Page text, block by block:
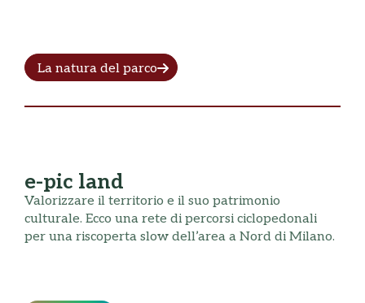
La natura del parco
e-pic land
Valorizzare il territorio e il suo patrimonio
culturale. Ecco una rete di percorsi ciclopedonali
per una riscoperta slow dell’area a Nord di Milano.